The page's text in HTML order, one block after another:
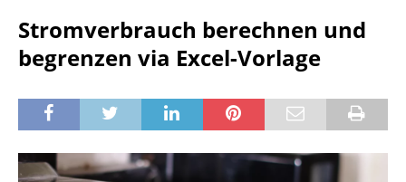
Stromverbrauch berechnen und
begrenzen via Excel-Vorlage